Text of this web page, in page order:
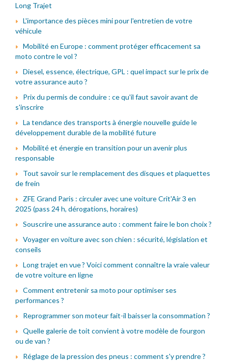
Long Trajet
L'importance des pièces mini pour l'entretien de votre
véhicule
Mobilité en Europe : comment protéger efficacement sa
moto contre le vol ?
Diesel, essence, électrique, GPL : quel impact sur le prix de
votre assurance auto ?
Prix du permis de conduire : ce qu'il faut savoir avant de
s'inscrire
La tendance des transports à énergie nouvelle guide le
développement durable de la mobilité future
Mobilité et énergie en transition pour un avenir plus
responsable
Tout savoir sur le remplacement des disques et plaquettes
de frein
ZFE Grand Paris : circuler avec une voiture Crit'Air 3 en
2025 (pass 24 h, dérogations, horaires)
Souscrire une assurance auto : comment faire le bon choix ?
Voyager en voiture avec son chien : sécurité, législation et
conseils
Long trajet en vue ? Voici comment connaître la vraie valeur
de votre voiture en ligne
Comment entretenir sa moto pour optimiser ses
performances ?
Reprogrammer son moteur fait-il baisser la consommation ?
Quelle galerie de toit convient à votre modèle de fourgon
ou de van ?
Réglage de la pression des pneus : comment s'y prendre ?